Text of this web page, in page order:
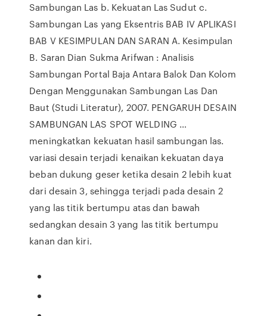
Sambungan Las b. Kekuatan Las Sudut c.
Sambungan Las yang Eksentris BAB IV APLIKASI
BAB V KESIMPULAN DAN SARAN A. Kesimpulan
B. Saran Dian Sukma Arifwan : Analisis
Sambungan Portal Baja Antara Balok Dan Kolom
Dengan Menggunakan Sambungan Las Dan
Baut (Studi Literatur), 2007. PENGARUH DESAIN
SAMBUNGAN LAS SPOT WELDING …
meningkatkan kekuatan hasil sambungan las.
variasi desain terjadi kenaikan kekuatan daya
beban dukung geser ketika desain 2 lebih kuat
dari desain 3, sehingga terjadi pada desain 2
yang las titik bertumpu atas dan bawah
sedangkan desain 3 yang las titik bertumpu
kanan dan kiri.